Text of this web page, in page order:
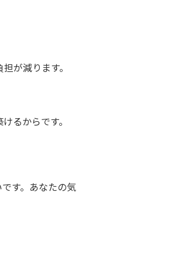
が減ります。
るからです。
す。あなたの気